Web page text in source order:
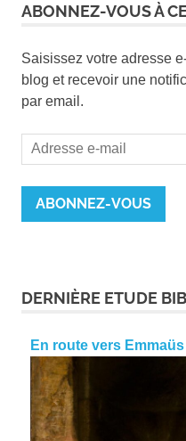
ABONNEZ-VOUS À
Saisissez votre adresse
blog et recevoir une
par email.
Adresse
e-
mail
ABONNEZ-VOUS
DERNIÈRE ETUDE
En route vers Emmaüs